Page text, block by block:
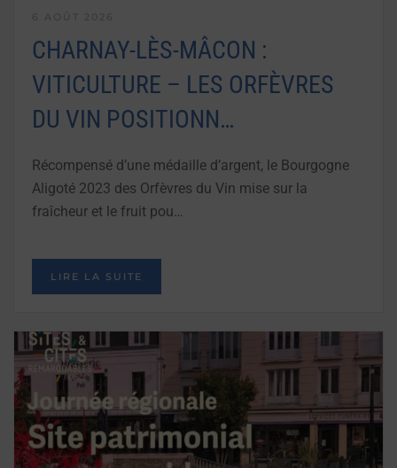
CHARNAY-LÈS-MÂCON :
VITICULTURE – LES ORFÈVRES
DU VIN POSITIONN…
Récompensé d’une médaille d’argent, le Bourgogne
Aligoté 2023 des Orfèvres du Vin mise sur la
fraîcheur et le fruit pou…
LIRE LA SUITE